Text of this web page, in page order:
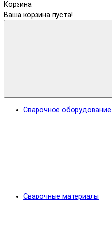
Корзина
Ваша корзина пуста!
Сварочное оборудование
Сварочные материалы